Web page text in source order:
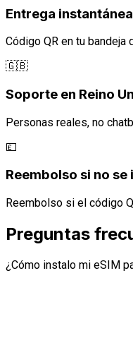
Entrega instantánea
Código QR en tu bandeja
🇬🇧
Soporte en Reino
Personas reales, no
💷
Reembolso si no se
Reembolso si el código
Preguntas
¿Cómo instalo mi eSIM